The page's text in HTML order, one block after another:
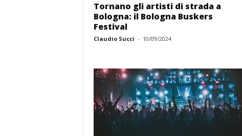
Tornano gli artisti di strada a
Bologna: il Bologna Buskers
Festival
Claudio Succi - 10/09/2024